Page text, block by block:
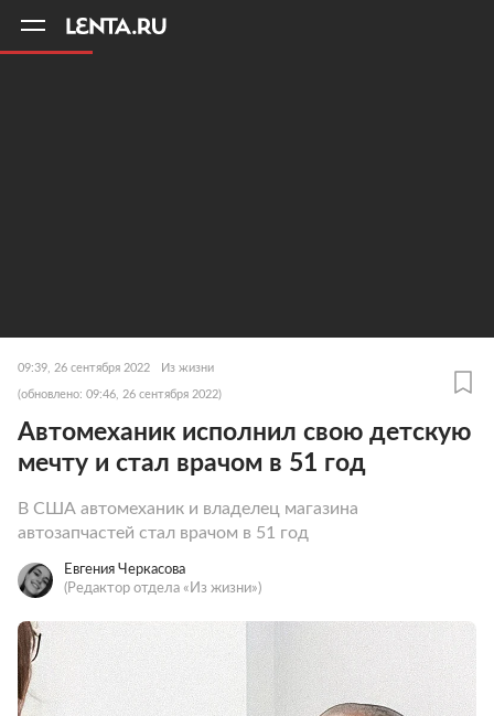
09:39, 26 сентября 2022 Из жизни
(обновлено: 09:46, 26 сентября 2022)
Автомеханик исполнил свою детскую
мечту и стал врачом в 51 год
В США автомеханик и владелец магазина
автозапчастей стал врачом в 51 год
Евгения Черкасова
(Редактор отдела «Из жизни»)